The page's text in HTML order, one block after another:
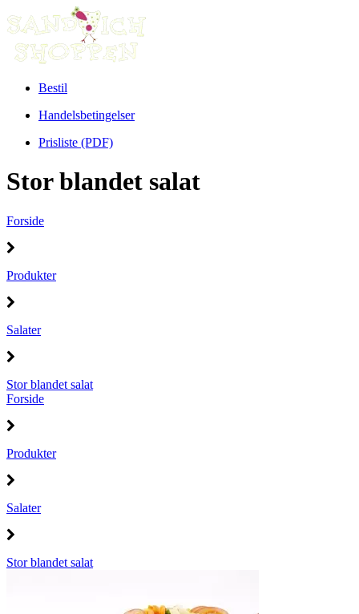
Bestil
Handelsbetingelser
Prisliste (PDF)
Stor blandet salat
Forside
Produkter
Salater
Stor blandet salat
Forside
Produkter
Salater
Stor blandet salat